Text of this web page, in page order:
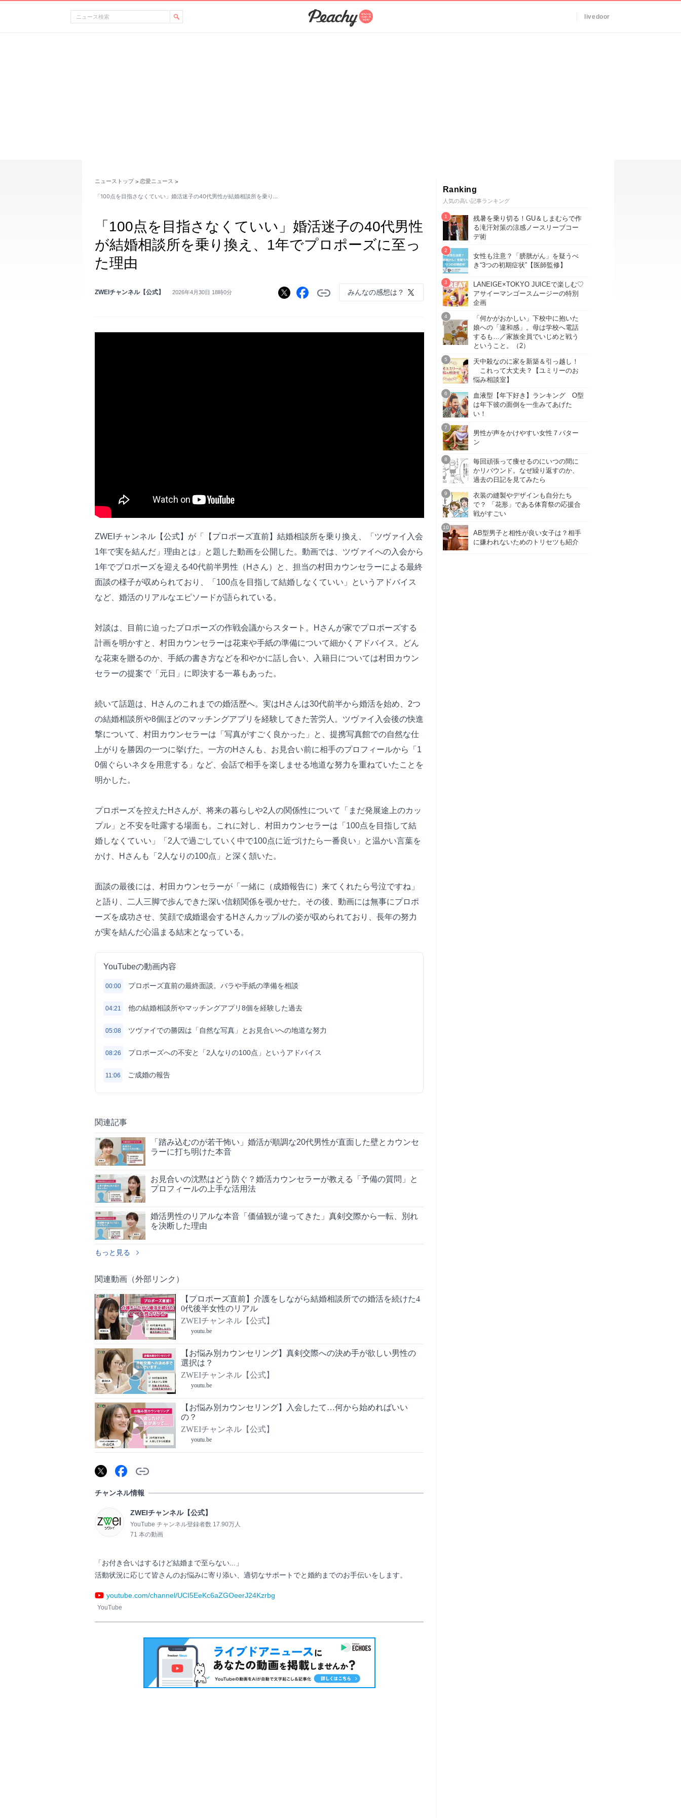
livedoor
ニューストップ > 恋愛ニュース >
「100点を目指さなくていい」婚活迷子の40代男性が結婚相談所を乗り…
「100点を目指さなくていい」婚活迷子の40代男性
が結婚相談所を乗り換え、1年でプロポーズに至っ
た理由
ZWEIチャンネル【公式】 2026年4月30日 18時0分 みんなの感想は？
ZWEIチャンネル【公式】が「【プロポーズ直前】結婚相談所を乗り換え、「ツヴァイ入会
1年で実を結んだ」理由とは」と題した動画を公開した。動画では、ツヴァイへの入会から
1年でプロポーズを迎える40代前半男性（Hさん）と、担当の村田カウンセラーによる最終
面談の様子が収められており、「100点を目指して結婚しなくていい」というアドバイス
など、婚活のリアルなエピソードが語られている。
対談は、目前に迫ったプロポーズの作戦会議からスタート。Hさんが家でプロポーズする
計画を明かすと、村田カウンセラーは花束や手紙の準備について細かくアドバイス。どん
な花束を贈るのか、手紙の書き方などを和やかに話し合い、入籍日については村田カウン
セラーの提案で「元日」に即決する一幕もあった。
続いて話題は、Hさんのこれまでの婚活歴へ。実はHさんは30代前半から婚活を始め、2つ
の結婚相談所や8個ほどのマッチングアプリを経験してきた苦労人。ツヴァイ入会後の快進
撃について、村田カウンセラーは「写真がすごく良かった」と、提携写真館での自然な仕
上がりを勝因の一つに挙げた。一方のHさんも、お見合い前に相手のプロフィールから「1
0個ぐらいネタを用意する」など、会話で相手を楽しませる地道な努力を重ねていたことを
明かした。
プロポーズを控えたHさんが、将来の暮らしや2人の関係性について「まだ発展途上のカッ
プル」と不安を吐露する場面も。これに対し、村田カウンセラーは「100点を目指して結
婚しなくていい」「2人で過ごしていく中で100点に近づけたら一番良い」と温かい言葉を
かけ、Hさんも「2人なりの100点」と深く頷いた。
面談の最後には、村田カウンセラーが「一緒に（成婚報告に）来てくれたら号泣ですね」
と語り、二人三脚で歩んできた深い信頼関係を覗かせた。その後、動画には無事にプロポ
ーズを成功させ、笑顔で成婚退会するHさんカップルの姿が収められており、長年の努力
が実を結んだ心温まる結末となっている。
YouTubeの動画内容
00:00 プロポーズ直前の最終面談。バラや手紙の準備を相談
04:21 他の結婚相談所やマッチングアプリ8個を経験した過去
05:08 ツヴァイでの勝因は「自然な写真」とお見合いへの地道な努力
08:26 プロポーズへの不安と「2人なりの100点」というアドバイス
11:06 ご成婚の報告
関連記事
「踏み込むのが若干怖い」婚活が順調な20代男性が直面した壁とカウンセ
ラーに打ち明けた本音
お見合いの沈黙はどう防ぐ？婚活カウンセラーが教える「予備の質問」と
プロフィールの上手な活用法
婚活男性のリアルな本音「価値観が違ってきた」真剣交際から一転、別れ
を決断した理由
もっと見る
関連動画（外部リンク）
【プロポーズ直前】介護をしながら結婚相談所での婚活を続けた4
0代後半女性のリアル
ZWEIチャンネル【公式】
youtu.be
【お悩み別カウンセリング】真剣交際への決め手が欲しい男性の
選択は？
ZWEIチャンネル【公式】
youtu.be
【お悩み別カウンセリング】入会したて…何から始めればいい
の？
ZWEIチャンネル【公式】
youtu.be
チャンネル情報
ZWEIチャンネル【公式】
YouTube チャンネル登録者数 17.90万人
71 本の動画
「お付き合いはするけど結婚まで至らない...」
youtube.com/channel/UCI5EeKc6aZGOeerJ24Kzrbg
YouTube
Ranking
人気の高い記事ランキング
残暑を乗り切る！GU＆しまむらで作
る滝汗対策の涼感ノースリーブコー
デ術
女性も注意？「膀胱がん」を疑うべ
き“3つの初期症状”【医師監修】
LANEIGE×TOKYO JUICEで楽しむ♡
アサイーマンゴースムージーの特別
企画
「何かがおかしい」下校中に抱いた
娘への「違和感」。母は学校へ電話
するも…／家族全員でいじめと戦う
ということ。（2）
天中殺なのに家を新築＆引っ越し！
これって大丈夫？【ユミリーのお
悩み相談室】
血液型【年下好き】ランキング O型
は年下彼の面倒を一生みてあげた
い！
男性が声をかけやすい女性７パター
ン
毎回頑張って痩せるのにいつの間に
かリバウンド。なぜ繰り返すのか、
過去の日記を見てみたら
衣装の縫製やデザインも自分たち
で？ 「花形」である体育祭の応援合
戦がすごい
AB型男子と相性が良い女子は？相手
に嫌われないためのトリセツも紹介